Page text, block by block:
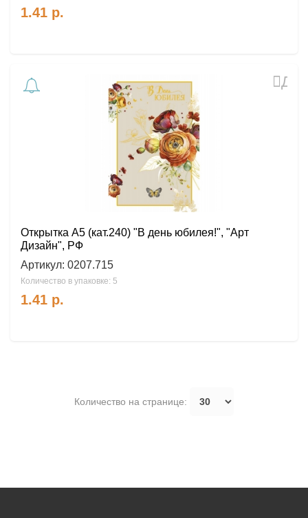
1.41 р.
Открытка А5 (кат.240) "В день юбилея!", "Арт
Дизайн", РФ
Артикул: 0207.715
Количество в упаковке: 5
1.41 р.
Количество на странице: